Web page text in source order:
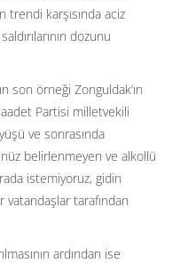
trendi karşısında aciz
dozunu
son örneği Zonguldak’ın
Partisi milletvekili
ve sonrasında
belirlenmeyen ve alkollü
istemiyoruz, gidin
vatandaşlar tarafından
ardından ise